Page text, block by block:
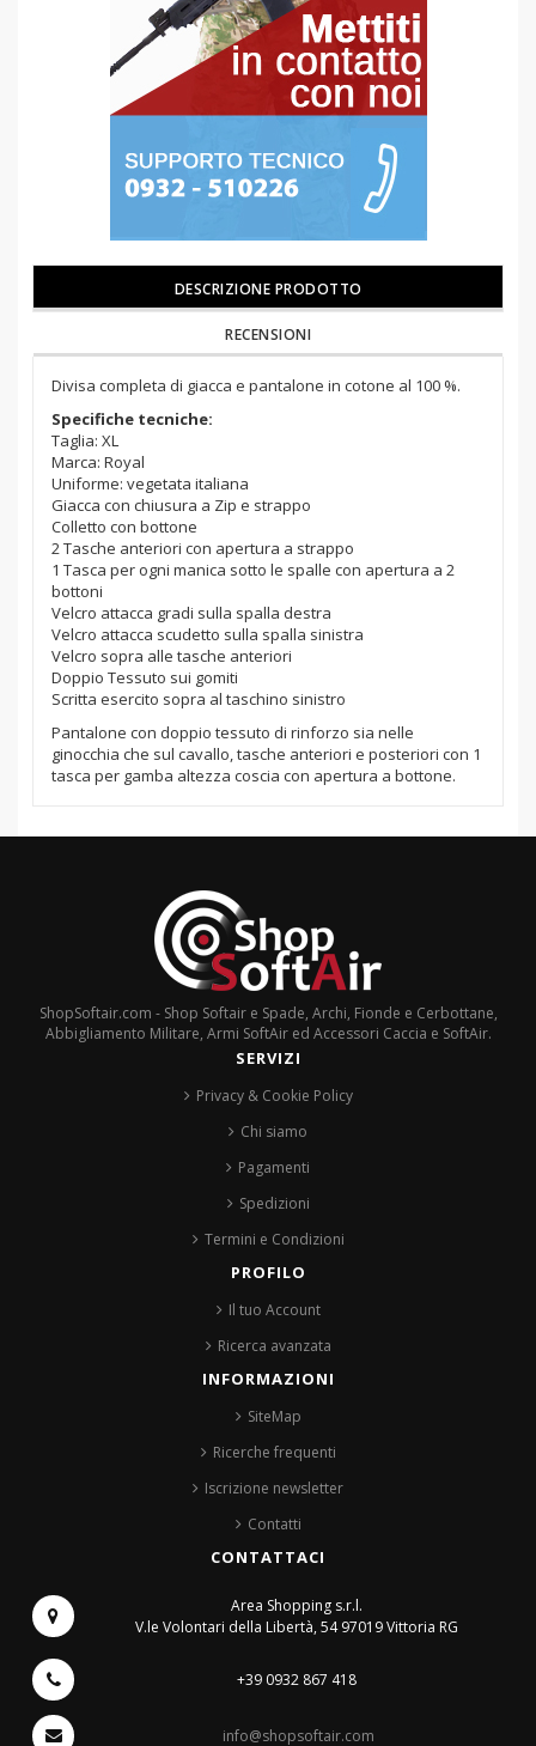
DESCRIZIONE PRODOTTO
RECENSIONI
Divisa completa di giacca e pantalone in cotone al 100 %.
Specifiche tecniche:
Taglia: XL
Marca: Royal
Uniforme: vegetata italiana
Giacca con chiusura a Zip e strappo
Colletto con bottone
2 Tasche anteriori con apertura a strappo
1 Tasca per ogni manica sotto le spalle con apertura a 2
bottoni
Velcro attacca gradi sulla spalla destra
Velcro attacca scudetto sulla spalla sinistra
Velcro sopra alle tasche anteriori
Doppio Tessuto sui gomiti
Scritta esercito sopra al taschino sinistro
Pantalone con doppio tessuto di rinforzo sia nelle
ginocchia che sul cavallo, tasche anteriori e posteriori con 1
tasca per gamba altezza coscia con apertura a bottone.
ShopSoftair.com - Shop Softair e Spade, Archi, Fionde e Cerbottane,
Abbigliamento Militare, Armi SoftAir ed Accessori Caccia e SoftAir.
SERVIZI
Privacy & Cookie Policy
Chi siamo
Pagamenti
Spedizioni
Termini e Condizioni
PROFILO
Il tuo Account
Ricerca avanzata
INFORMAZIONI
SiteMap
Ricerche frequenti
Iscrizione newsletter
Contatti
CONTATTACI
Area Shopping s.r.l.
V.le Volontari della Libertà, 5497019 Vittoria RG
+39 0932 867 418
info@shopsoftair.com